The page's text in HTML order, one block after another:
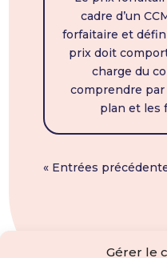
Gérer le
cadre d’un
forfaitaire et
prix doit
charge du
comprendre par
plan et les
« Entrées